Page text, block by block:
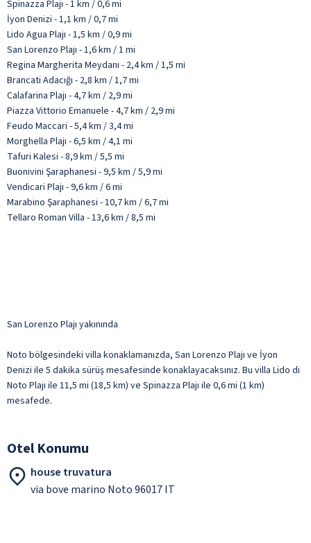
Spinazza Plajı - 1 km / 0,6 mi
İyon Denizi - 1,1 km / 0,7 mi
Lido Agua Plajı - 1,5 km / 0,9 mi
San Lorenzo Plajı - 1,6 km / 1 mi
Regina Margherita Meydanı - 2,4 km / 1,5 mi
Brancati Adacığı - 2,8 km / 1,7 mi
Calafarina Plajı - 4,7 km / 2,9 mi
Piazza Vittorio Emanuele - 4,7 km / 2,9 mi
Feudo Maccari - 5,4 km / 3,4 mi
Morghella Plajı - 6,5 km / 4,1 mi
Tafuri Kalesi - 8,9 km / 5,5 mi
Buonivini Şaraphanesi - 9,5 km / 5,9 mi
Vendicari Plajı - 9,6 km / 6 mi
Marabino Şaraphanesi - 10,7 km / 6,7 mi
Tellaro Roman Villa - 13,6 km / 8,5 mi
San Lorenzo Plajı yakınında
Noto bölgesindeki villa konaklamanızda, San Lorenzo Plajı ve İyon
Denizi ile 5 dakika sürüş mesafesinde konaklayacaksınız. Bu villa Lido di
Noto Plajı ile 11,5 mi (18,5 km) ve Spinazza Plajı ile 0,6 mi (1 km)
mesafede.
Otel Konumu
house truvatura
via bove marino Noto 96017 IT